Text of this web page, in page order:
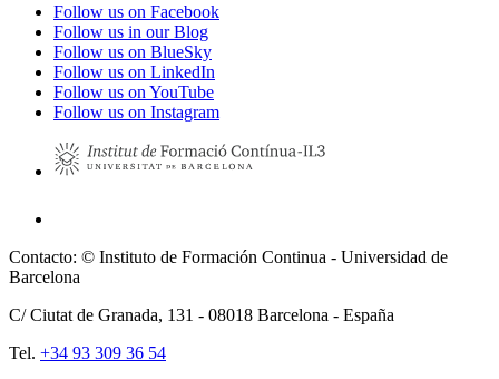
Follow us on Facebook
Follow us in our Blog
Follow us on BlueSky
Follow us on LinkedIn
Follow us on YouTube
Follow us on Instagram
Contacto: © Instituto de Formación Continua - Universidad de
Barcelona
C/ Ciutat de Granada, 131 - 08018 Barcelona - España
Tel. +34 93 309 36 54